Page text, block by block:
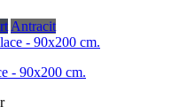
Antracit
- 90x200 cm.